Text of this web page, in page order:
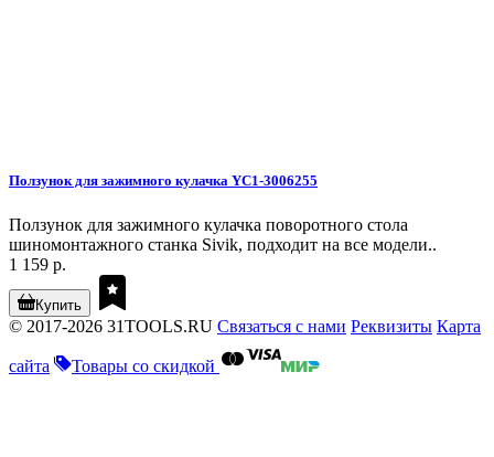
Ползунок для зажимного кулачка YC1-3006255
Ползунок для зажимного кулачка поворотного стола
шиномонтажного станка Sivik, подходит на все модели..
1 159 р.
Купить
© 2017-2026 31TOOLS.RU Связаться с нами Реквизиты Карта
сайта Товары со скидкой